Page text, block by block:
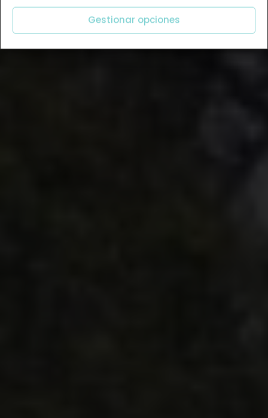
Gestionar opciones